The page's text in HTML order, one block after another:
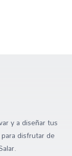
y a diseñar tus
disfrutar de